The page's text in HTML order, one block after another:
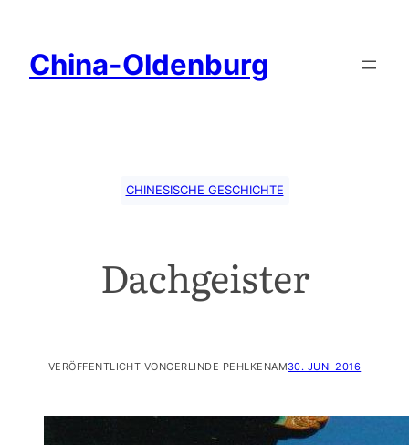
China-Oldenburg
CHINESISCHE GESCHICHTE
Dachgeister
VERÖFFENTLICHT VONGERLINDE PEHLKENAM30. JUNI 2016